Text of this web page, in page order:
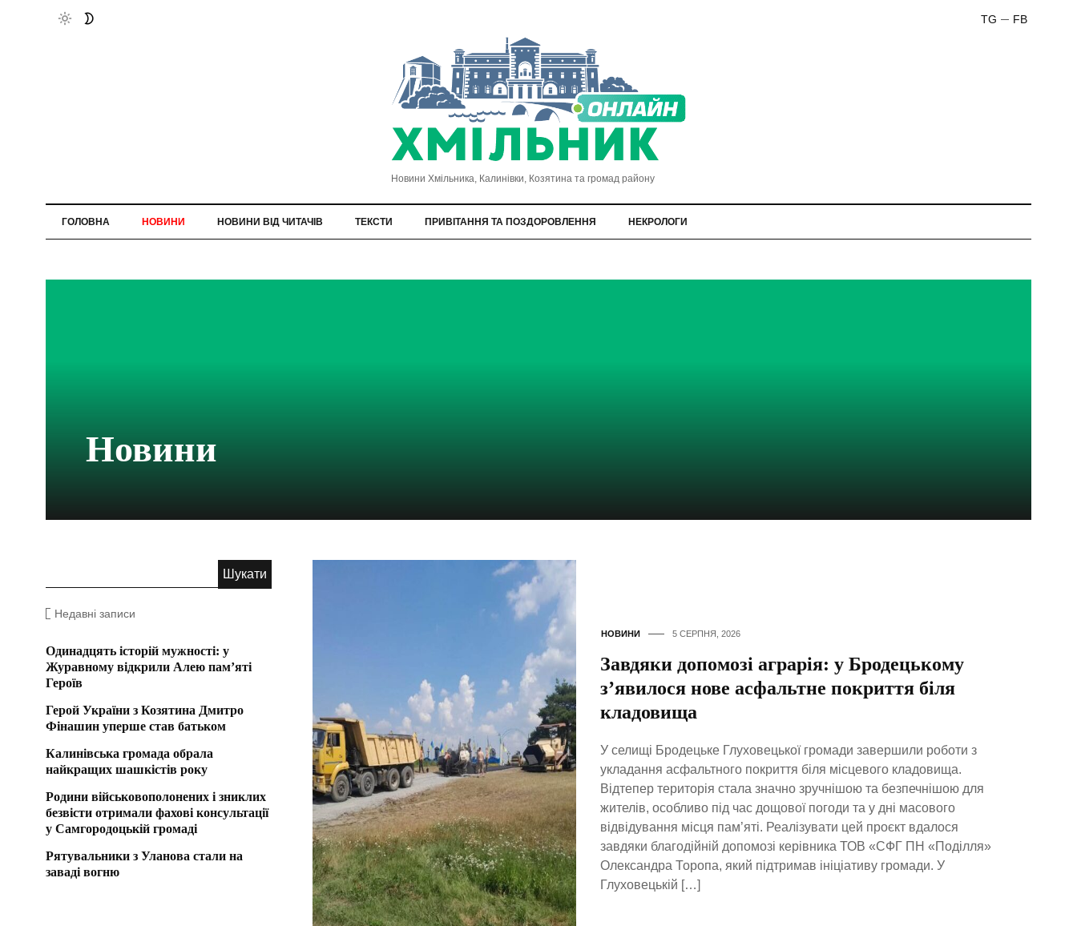
FB
TG
Новини Хмільника, Калинівки, Козятина та громад району
ГОЛОВНА НОВИНИ НОВИНИ ВІД ЧИТАЧІВ ТЕКСТИ ПРИВІТАННЯ ТА ПОЗДОРОВЛЕННЯ НЕКРОЛОГИ
Новини
НОВИНИ 5 СЕРПНЯ, 2026
Завдяки допомозі аграрія: у Бродецькому
з’явилося нове асфальтне покриття біля
кладовища
У селищі Бродецьке Глуховецької громади завершили роботи з
укладання асфальтного покриття біля місцевого кладовища.
Відтепер територія стала значно зручнішою та безпечнішою для
жителів, особливо під час дощової погоди та у дні масового
відвідування місця пам’яті. Реалізувати цей проєкт вдалося
завдяки благодійній допомозі керівника ТОВ «СФГ ПН «Поділля»
Олександра Торопа, який підтримав ініціативу громади. У
Глуховецькій […]
Недавні записи
Одинадцять історій мужності: у
Журавному відкрили Алею пам’яті
Героїв
Герой України з Козятина Дмитро
Фінашин уперше став батьком
Калинівська громада обрала
найкращих шашкістів року
Родини військовополонених і зниклих
безвісти отримали фахові консультації
у Самгородоцькій громаді
Рятувальники з Уланова стали на
заваді вогню